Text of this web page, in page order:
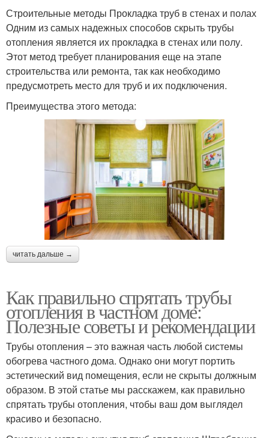
Строительные методы Прокладка труб в стенах и полах
Одним из самых надежных способов скрыть трубы
отопления является их прокладка в стенах или полу.
Этот метод требует планирования еще на этапе
строительства или ремонта, так как необходимо
предусмотреть место для труб и их подключения.
Преимущества этого метода:
читать дальше →
Как правильно спрятать трубы
отопления в частном доме:
Полезные советы и рекомендации
Трубы отопления – это важная часть любой системы
обогрева частного дома. Однако они могут портить
эстетический вид помещения, если не скрыты должным
образом. В этой статье мы расскажем, как правильно
спрятать трубы отопления, чтобы ваш дом выглядел
красиво и безопасно.